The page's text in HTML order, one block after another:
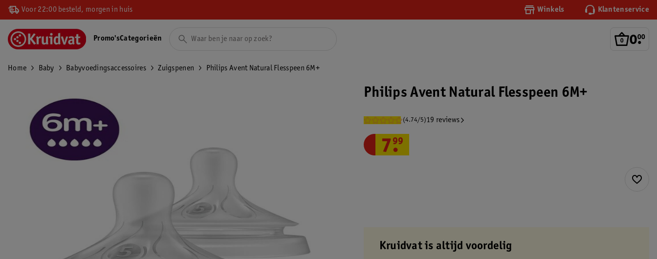
Voor 22:00 besteld, morgen in huis Winkels Klantenservice
0.
00
Promo'sCategorieën
Home Baby Babyvoedingsaccessoires Zuigspenen Philips Avent Natural Flesspeen 6M+
Philips Avent Natural Flesspeen 6M+
(4.74/5)19 reviews
7.
99
Kruidvat is altijd voordelig